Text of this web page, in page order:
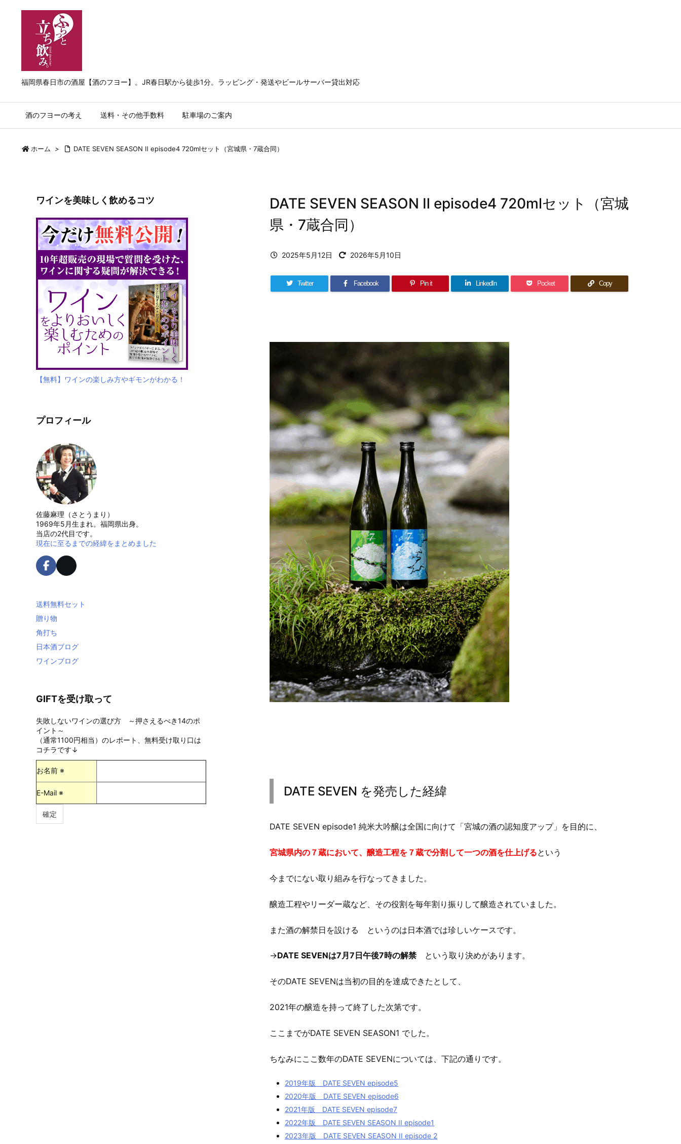
福岡県春日市の酒屋【酒のフヨー】。JR春日駅から徒歩1分。ラッピング・発送やビールサーバー貸出対応
酒のフヨーの考え 送料・その他手数料 駐車場のご案内
ホーム > DATE SEVEN SEASON Ⅱ episode4 720mlセット（宮城県・7蔵合同）
DATE SEVEN SEASON Ⅱ episode4 720mlセット（宮城
県・7蔵合同）
2025年5月12日 2026年5月10日
Twitter Facebook Pin it LinkedIn Pocket Copy
DATE SEVEN を発売した経緯
DATE SEVEN episode1 純米大吟醸は全国に向けて「宮城の酒の認知度アップ」を目的に、
宮城県内の７蔵において、醸造工程を７蔵で分割して一つの酒を仕上げるという
今までにない取り組みを行なってきました。
醸造工程やリーダー蔵など、その役割を毎年割り振りして醸造されていました。
また酒の解禁日を設ける というのは日本酒では珍しいケースです。
→DATE SEVENは7月7日午後7時の解禁という取り決めがあります。
そのDATE SEVENは当初の目的を達成できたとして、
2021年の醸造を持って終了した次第です。
ここまでがDATE SEVEN SEASON1 でした。
ちなみにここ数年のDATE SEVENについては、下記の通りです。
2019年版 DATE SEVEN episode5
2020年版 DATE SEVEN episode6
2021年版 DATE SEVEN episode7
2022年版 DATE SEVEN SEASON II episode1
2023年版 DATE SEVEN SEASON II episode 2
ワインを美味しく飲めるコツ
【無料】ワインの楽しみ方やギモンがわかる！
プロフィール
佐藤麻理（さとうまり）
1969年5月生まれ。福岡県出身。
当店の2代目です。
現在に至るまでの経緯をまとめました
送料無料セット
贈り物
角打ち
日本酒ブログ
ワインブログ
GIFTを受け取って
失敗しないワインの選び方 ～押さえるべき14のポ
イント～
（通常1100円相当）のレポート、無料受け取り口は
コチラです↓
お名前 ※
E-Mail ※